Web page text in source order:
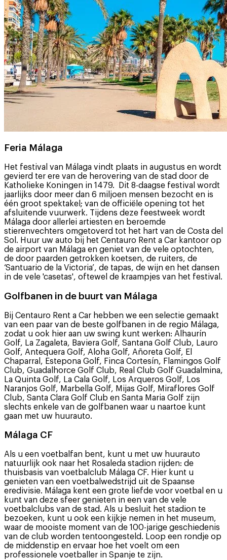
Feria Málaga
Het festival van Málaga vindt plaats in augustus en wordt
gevierd ter ere van de herovering van de stad door de
Katholieke Koningen in 1479. Dit 8-daagse festival wordt
jaarlijks door meer dan 6 miljoen mensen bezocht en is
één groot spektakel; van de officiële opening tot het
afsluitende vuurwerk. Tijdens deze feestweek wordt
Málaga door allerlei artiesten en beroemde
stierenvechters omgetoverd tot het hart van de Costa del
Sol. Huur uw auto bij het Centauro Rent a Car kantoor op
de airport van Málaga en geniet van de vele optochten,
de door paarden getrokken koetsen, de ruiters, de
‘Santuario de la Victoria’, de tapas, de wijn en het dansen
in de vele 'casetas', oftewel de kraampjes van het festival.
Golfbanen in de buurt van Málaga
Bij Centauro Rent a Car hebben we een selectie gemaakt
van een paar van de beste golfbanen in de regio Málaga,
zodat u ook hier aan uw swing kunt werken: Alhaurín
Golf, La Zagaleta, Baviera Golf, Santana Golf Club, Lauro
Golf, Antequera Golf, Aloha Golf, Añoreta Golf, El
Chaparral, Estepona Golf, Finca Cortesín, Flamingos Golf
Club, Guadalhorce Golf Club, Real Club Golf Guadalmina,
La Quinta Golf, La Cala Golf, Los Arqueros Golf, Los
Naranjos Golf, Marbella Golf, Mijas Golf, Miraflores Golf
Club, Santa Clara Golf Club en Santa Maria Golf zijn
slechts enkele van de golfbanen waar u naartoe kunt
gaan met uw huurauto.
Málaga CF
Als u een voetbalfan bent, kunt u met uw huurauto
natuurlijk ook naar het Rosaleda stadion rijden: de
thuisbasis van voetbalclub Málaga CF. Hier kunt u
genieten van een voetbalwedstrijd uit de Spaanse
eredivisie. Málaga kent een grote liefde voor voetbal en u
kunt van deze sfeer genieten in een van de vele
voetbalclubs van de stad. Als u besluit het stadion te
bezoeken, kunt u ook een kijkje nemen in het museum,
waar de mooiste moment van de 100-jarige geschiedenis
van de club worden tentoongesteld. Loop een rondje op
de middenstip en ervaar hoe het voelt om een
professionele voetballer in Spanje te zijn.